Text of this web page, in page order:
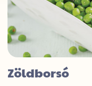
Zöldborsó